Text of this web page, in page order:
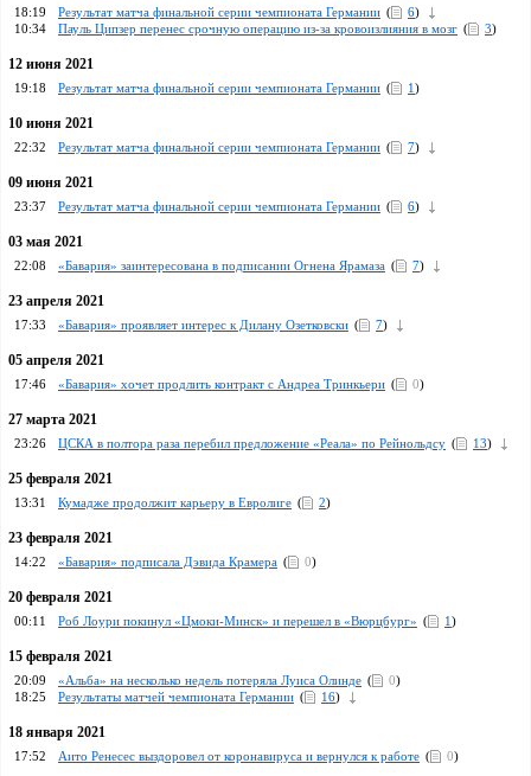
18:19 Pезультат матча финальной серии чемпионата Германии ( 6)
10:34
Пауль Ципзер перенес срочную операцию из-за кровоизлияния в мозг ( 3)
12 июня 2021
19:18 Результат матча финальной серии чемпионата Германии ( 1)
10 июня 2021
22:32 Pезультат матча финальной серии чемпионата Германии ( 7)
09 июня 2021
23:37 Результат матча финальной серии чемпионата Германии ( 6)
03 мая 2021
22:08 «Бавария» заинтересована в подписании Огнена Ярамаза ( 7)
23 апреля 2021
17:33 «Бавария» проявляет интерес к Дилану Озетковски ( 7)
05 апреля 2021
17:46 «Бавария» хочет продлить контракт с Андреа Тринкьери ( 0)
27 марта 2021
23:26 ЦСКА в полтора раза перебил предложение «Реала» по Рейнольдсу ( 13)
25 февраля 2021
13:31 Кумадже продолжит карьеру в Евролиге ( 2)
23 февраля 2021
14:22 «Бавария» подписала Дэвида Крамера ( 0)
20 февраля 2021
00:11 Роб Лоури покинул «Цмоки-Минск» и перешел в «Вюрцбург» ( 1)
15 февраля 2021
20:09 «Альба» на несколько недель потеряла Луиса Олинде ( 0)
18:25
Результаты матчей чемпионата Германии ( 16)
18 января 2021
17:52 Аито Ренесес выздоровел от коронавируса и вернулся к работе ( 0)